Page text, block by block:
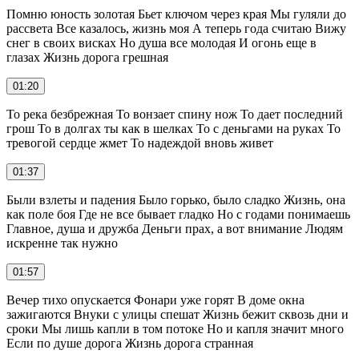
Помню юность золотая Бьет ключом через края Мы гуляли до
рассвета Все казалось, жизнь моя А теперь года считаю Вижу
снег в своих висках Но душа все молодая И огонь еще в
глазах Жизнь дорога грешная
01:20
То река безбрежная То вонзает спину нож То дает последний
грош То в долгах ты как в шелках То с деньгами на руках То
тревогой сердце жмет То надеждой вновь живет
01:37
Были взлеты и падения Было горько, было сладко Жизнь, она
как поле боя Где не все бывает гладко Но с годами понимаешь
Главное, душа и дружба Деньги прах, а вот внимание Людям
искренне так нужно
01:57
Вечер тихо опускается Фонари уже горят В доме окна
зажигаются Внуки с улицы спешат Жизнь бежит сквозь дни и
сроки Мы лишь капли в том потоке Но и капля значит много
Если по душе дорога Жизнь дорога странная